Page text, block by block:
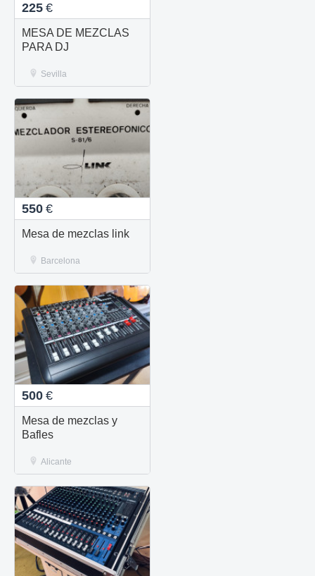
225 €
MESA DE MEZCLAS
PARA DJ
Sevilla
550 €
Mesa de mezclas link
Barcelona
500 €
Mesa de mezclas y
Bafles
Alicante